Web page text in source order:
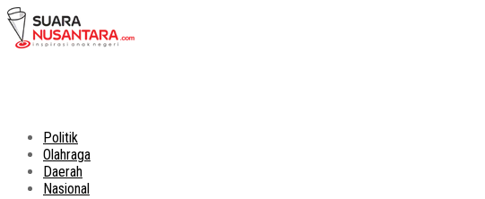
Politik
Olahraga
Daerah
Nasional